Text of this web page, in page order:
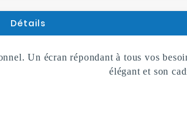
Détails
Un écran répondant à tous vos
élégant et son